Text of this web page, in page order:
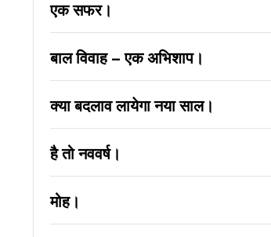
एक सफर।
बाल विवाह – एक अभिशाप।
क्या बदलाव लायेगा नया साल।
है तो नववर्ष।
मोह।